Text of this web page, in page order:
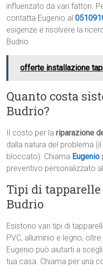
influenzato da vari fattori.
contatta Eugenio al
esigenze e risolvere la
Budrio.
offerte installazione
Quanto costa
Budrio?
Il costo per lariparazione
dalla natura del problema (il
bloccato). Chiama Eugenio
preventivo personalizzato
Tipi di
Budrio
Esistono vari tipi di
PVC, alluminio e legno,
Eugenio può aiutarti a
tua casa. Chiama per una